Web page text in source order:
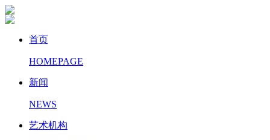
首页
HOMEPAGE
新闻
NEWS
艺术机构